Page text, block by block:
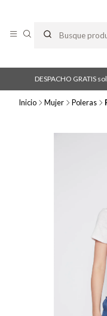
DESPACHO GRATIS
Inicio Mujer Poleras